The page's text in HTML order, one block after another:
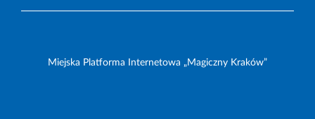
Miejska Platforma Internetowa „Magiczny Kraków”